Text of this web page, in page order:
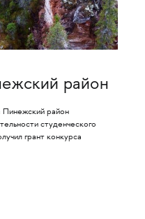
район
Пинежский район
студенческого
грант конкурса